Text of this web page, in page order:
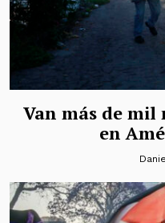
Van más de mil
en